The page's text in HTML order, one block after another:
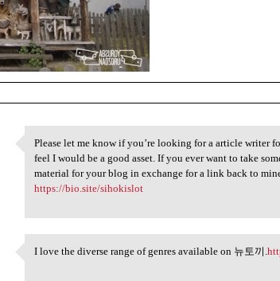
Please let me know if you’re
Please let me know if you’re looking for a article writer
feel I would be a good asset. If you ever want to take
material for your blog in exchange for a link back to
https://bio.site/sihokislot
I love the diverse range of
I love the diverse range of genres available on 뉴토끼.